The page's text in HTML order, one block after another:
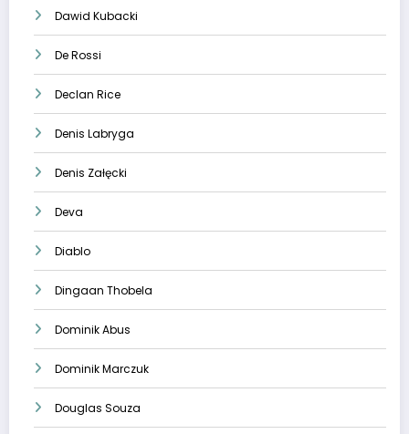
Dawid Kubacki
De Rossi
Declan Rice
Denis Labryga
Denis Załęcki
Deva
Diablo
Dingaan Thobela
Dominik Abus
Dominik Marczuk
Douglas Souza